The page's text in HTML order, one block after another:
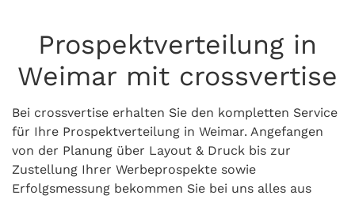
Prospektverteilung in
Weimar mit crossvertise
Bei crossvertise erhalten Sie den kompletten Service
für Ihre Prospektverteilung in Weimar. Angefangen
von der Planung über Layout & Druck bis zur
Zustellung Ihrer Werbeprospekte sowie
Erfolgsmessung bekommen Sie bei uns alles aus